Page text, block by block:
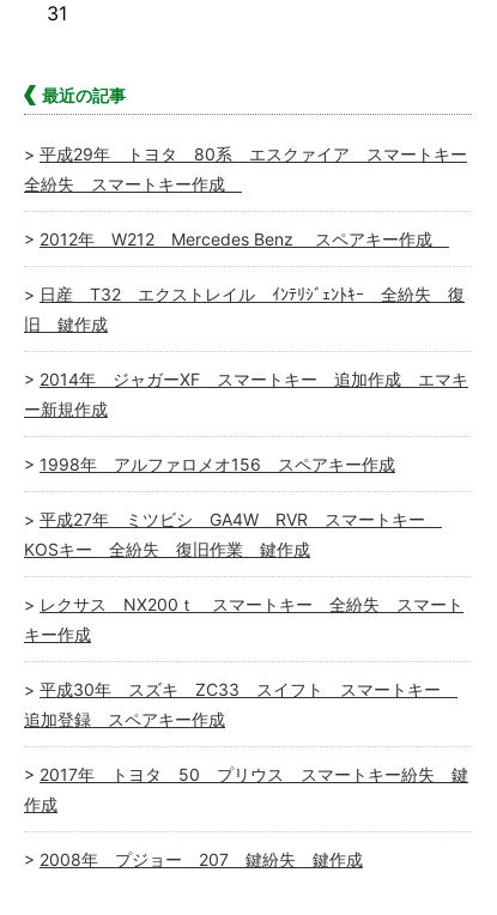
31
最近の記事
平成29年 トヨタ 80系 エスクァイア スマートキー
全紛失 スマートキー作成
2012年 W212 Mercedes Benz スペアキー作成
日産 T32 エクストレイル ｲﾝﾃﾘｼﾞｪﾝﾄｷｰ 全紛失 復
旧 鍵作成
2014年 ジャガーXF スマートキー 追加作成 エマキ
ー新規作成
1998年 アルファロメオ156 スペアキー作成
平成27年 ミツビシ GA4W RVR スマートキー
KOSキー 全紛失 復旧作業 鍵作成
レクサス NX200ｔ スマートキー 全紛失 スマート
キー作成
平成30年 スズキ ZC33 スイフト スマートキー
追加登録 スペアキー作成
2017年 トヨタ 50 プリウス スマートキー紛失 鍵
作成
2008年 プジョー 207 鍵紛失 鍵作成